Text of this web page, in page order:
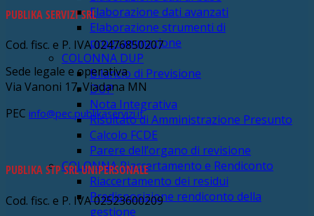
Elaborazione dati avanzati
Elaborazione strumenti di
programmazione
COLONNA DUP
Bilancio di Previsione
DUP
Nota Integrativa
Risultato di Amministrazione Presunto
Calcolo FCDE
Parere dell’organo di revisione
COLONNA Riaccertamento e Rendiconto
Riaccertamento dei residui
Predisposizione rendiconto della
gestione
PUBLIKA SERVIZI SRL
Cod. fisc. e P. IVA 02476850207
Sede legale e operativa
Via Vanoni 17, Viadana MN
PEC info@pec.publikaservizi.it
PUBLIKA STP SRL UNIPERSONALE
Cod. fisc. e P. IVA 02523600209